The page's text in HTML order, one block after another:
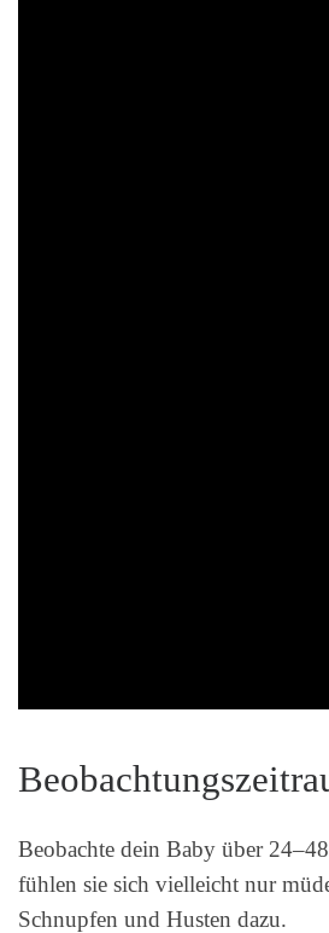
Beobachte dein Baby über
fühlen sie sich vielleicht nur
Schnupfen und Husten dazu.